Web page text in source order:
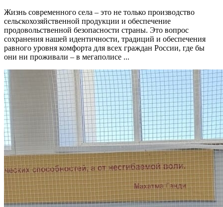
Жизнь современного села – это не только производство
сельскохозяйственной продукции и обеспечение
продовольственной безопасности страны. Это вопрос
сохранения нашей идентичности, традиций и обеспечения
равного уровня комфорта для всех граждан России, где бы
они ни проживали – в мегаполисе ...